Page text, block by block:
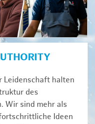
Leidenschaft halten
des
Wir sind mehr als
Ideen